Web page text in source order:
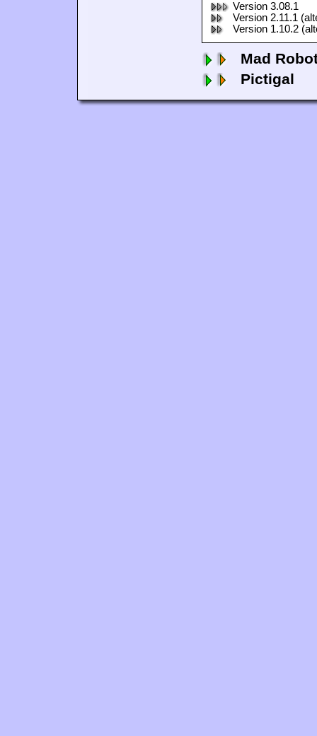
Version 3.08.1
Version 2.11.1
Version 1.10.2
Mad
Pictigal